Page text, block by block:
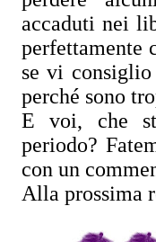
accaduti nei
perfettamente
se vi
perché sono
E voi, che
periodo?
con un
Alla prossima